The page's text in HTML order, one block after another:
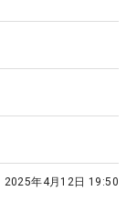
2025年4月12日 19:50